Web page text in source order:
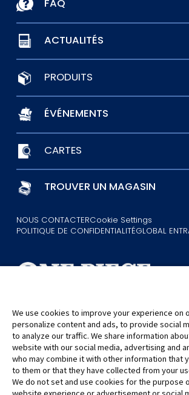
FAQ
ACTUALITÉS
PRODUITS
ÉVÉNEMENTS
CARTES
TROUVER UN MAGASIN
NOUS CONTACTERCookie Settings
POLITIQUE DE CONFIDENTIALITÉGLOBAL
©Eiichiro Oda/Shueisha
©Eiichiro Oda/Shueisha, Toei Animation
Toutes les images, textes et données de ce site
reproduits sans autorisation.
Veuillez noter que les images utilisées sur ce site
We use cookies to improve your experience on
personalize content and ads, to provide social
to analyze our traffic. We share information
website with our social media, advertising and
who may combine it with other information that
to them or that they have collected from your
We do not set and use cookies for the purpose